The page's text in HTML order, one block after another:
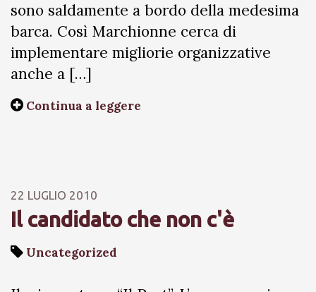
sono saldamente a bordo della medesima
barca. Così Marchionne cerca di
implementare migliorie organizzative
anche a […]
Continua a leggere
22 LUGLIO 2010
Il candidato che non c'è
Uncategorized